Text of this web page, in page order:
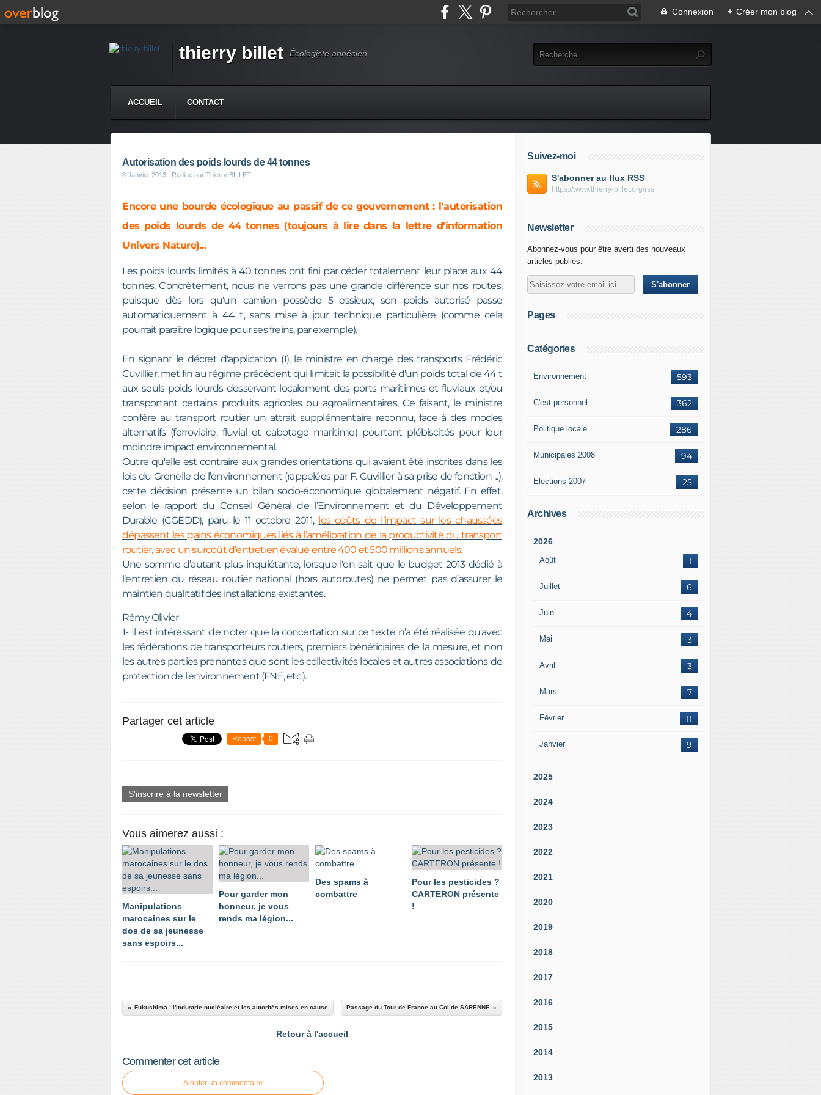
Connexion + Créer mon blog
thierry billet Écologiste annécien
ACCUEIL CONTACT
Autorisation des poids lourds de 44 tonnes
8 Janvier 2013 , Rédigé par Thierry BILLET
Encore une bourde écologique au passif de ce gouvernement : l'autorisation
des poids lourds de 44 tonnes (toujours à lire dans la lettre d'information
Univers Nature)...
Les poids lourds limités à 40 tonnes ont fini par céder totalement leur place aux 44
tonnes. Concrètement, nous ne verrons pas une grande différence sur nos routes,
puisque dès lors qu'un camion possède 5 essieux, son poids autorisé passe
automatiquement à 44 t, sans mise à jour technique particulière (comme cela
pourrait paraître logique pour ses freins, par exemple).
En signant le décret d'application (1), le ministre en charge des transports Frédéric
Cuvillier, met fin au régime précédent qui limitait la possibilité d'un poids total de 44 t
aux seuls poids lourds desservant localement des ports maritimes et fluviaux et/ou
transportant certains produits agricoles ou agroalimentaires. Ce faisant, le ministre
confère au transport routier un attrait supplémentaire reconnu, face à des modes
alternatifs (ferroviaire, fluvial et cabotage maritime) pourtant plébiscités pour leur
moindre impact environnemental.
Outre qu'elle est contraire aux grandes orientations qui avaient été inscrites dans les
lois du Grenelle de l’environnement (rappelées par F. Cuvillier à sa prise de fonction ...),
cette décision présente un bilan socio-économique globalement négatif. En effet,
selon le rapport du Conseil Général de l’Environnement et du Développement
Durable (CGEDD), paru le 11 octobre 2011, les coûts de l’impact sur les chaussées
dépassent les gains économiques liés à l’amélioration de la productivité du transport
routier, avec un surcoût d’entretien évalué entre 400 et 500 millions annuels.
Une somme d’autant plus inquiétante, lorsque l'on sait que le budget 2013 dédié à
l’entretien du réseau routier national (hors autoroutes) ne permet pas d’assurer le
maintien qualitatif des installations existantes.
Rémy Olivier
1- Il est intéressant de noter que la concertation sur ce texte n’a été réalisée qu’avec
les fédérations de transporteurs routiers, premiers bénéficiaires de la mesure, et non
les autres parties prenantes que sont les collectivités locales et autres associations de
protection de l’environnement (FNE, etc.).
Partager cet article
Repost 0
S'inscrire à la newsletter
Vous aimerez aussi :
Manipulations
marocaines sur le
dos de sa jeunesse
sans espoirs...
Pour garder mon
honneur, je vous
rends ma légion...
Des spams à
combattre
Pour les pesticides ?
CARTERON présente
!
Fukushima : l'industrie nucléaire et les autorités mises en cause Passage du Tour de France au Col de SARENNE
Retour à l'accueil
Commenter cet article
Ajouter un commentaire
Suivez-moi
S'abonner au flux RSS
https://www.thierry-billet.org/rss
Newsletter
Abonnez-vous pour être averti des nouveaux
articles publiés.
Pages
Catégories
593
Environnement
362
C'est personnel
286
Politique locale
94
Municipales 2008
25
Elections 2007
Archives
2026
Août 1
Juillet 6
Juin 4
Mai 3
Avril 3
Mars 7
Février 11
Janvier 9
2025
2024
2023
2022
2021
2020
2019
2018
2017
2016
2015
2014
2013